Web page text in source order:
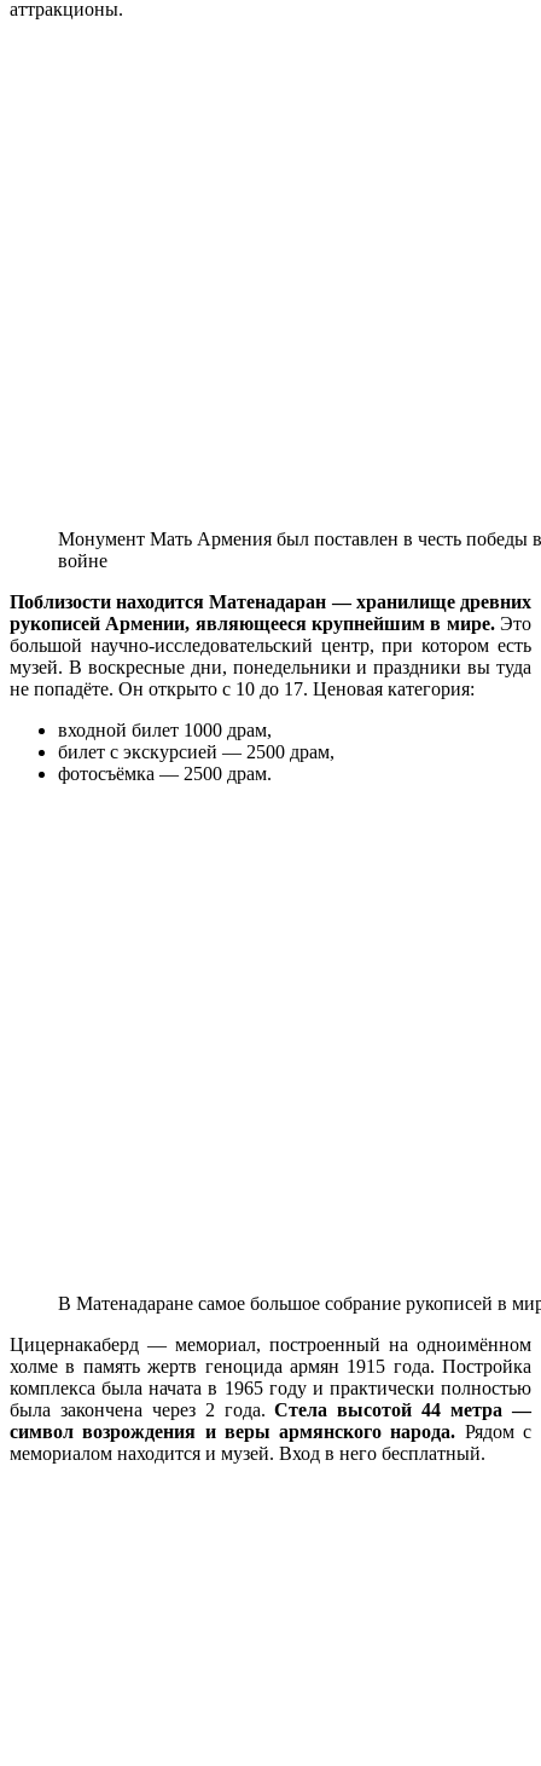
аттракционы.
Монумент Мать Армения был поставлен в честь победы
войне
Поблизости находится Матенадаран — хранилище древних
рукописей Армении, являющееся крупнейшим в мире.Это
большой научно-исследовательский центр, при котором есть
музей. В воскресные дни, понедельники и праздники вы туда
не попадёте. Он открыто с 10 до 17. Ценовая категория:
входной билет 1000 драм,
билет с экскурсией — 2500 драм,
фотосъёмка — 2500 драм.
В Матенадаране самое большое собрание рукописей в
Цицернакаберд — мемориал, построенный на одноимённом
холме в память жертв геноцида армян 1915 года. Постройка
комплекса была начата в 1965 году и практически полностью
была закончена через 2 года.Стела высотой 44 метра —
символ возрождения и веры армянского народа. Рядом с
мемориалом находится и музей. Вход в него бесплатный.